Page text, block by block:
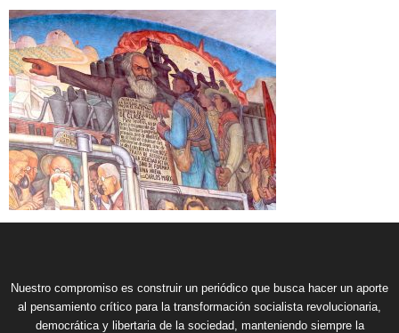
Nuestro compromiso es construir un periódico que busca hacer un aporte
al pensamiento crítico para la transformación socialista revolucionaria,
democrática y libertaria de la sociedad, manteniendo siempre la